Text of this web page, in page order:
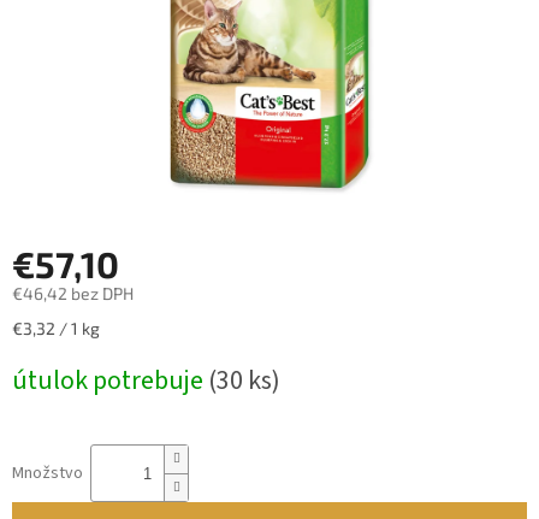
€57,10
€46,42 bez DPH
Jednotková
€3,32 / 1 kg
útulok potrebuje (30 ks)
Množstvo